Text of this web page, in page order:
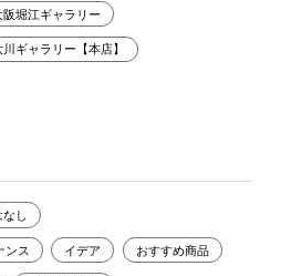
阪堀江ギャラリー
川ギャラリー【本店】
し
ンス イデア おすすめ商品